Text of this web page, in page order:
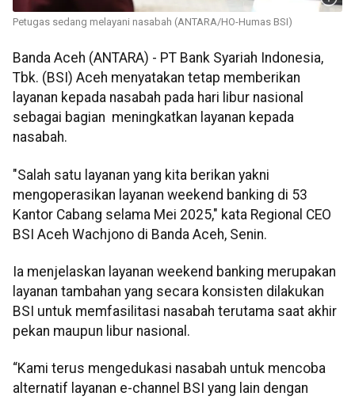
Petugas sedang melayani nasabah (ANTARA/HO-Humas BSI)
Banda Aceh (ANTARA) - PT Bank Syariah Indonesia,
Tbk. (BSI) Aceh menyatakan tetap memberikan
layanan kepada nasabah pada hari libur nasional
sebagai bagian meningkatkan layanan kepada
nasabah.
"Salah satu layanan yang kita berikan yakni
mengoperasikan layanan weekend banking di 53
Kantor Cabang selama Mei 2025," kata Regional CEO
BSI Aceh Wachjono di Banda Aceh, Senin.
Ia menjelaskan layanan weekend banking merupakan
layanan tambahan yang secara konsisten dilakukan
BSI untuk memfasilitasi nasabah terutama saat akhir
pekan maupun libur nasional.
“Kami terus mengedukasi nasabah untuk mencoba
alternatif layanan e-channel BSI yang lain dengan